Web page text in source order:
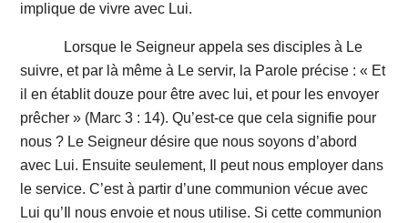
implique de vivre avec Lui.
Lorsque le Seigneur appela ses disciples à Le
suivre, et par là même à Le servir, la Parole précise : « Et
il en établit douze pour être avec lui, et pour les envoyer
prêcher » (Marc 3 : 14). Qu’est-ce que cela signifie pour
nous ? Le Seigneur désire que nous soyons d’abord
avec Lui. Ensuite seulement, Il peut nous employer dans
le service. C’est à partir d’une communion vécue avec
Lui qu’Il nous envoie et nous utilise. Si cette communion